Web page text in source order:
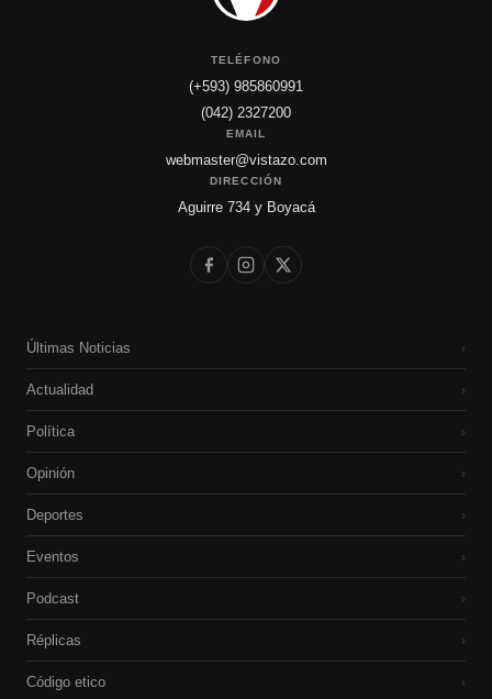
TELÉFONO
(+593) 985860991
(042) 2327200
EMAIL
webmaster@vistazo.com
DIRECCIÓN
Aguirre 734 y Boyacá
Últimas Noticias ›
Actualidad ›
Política ›
Opinión ›
Deportes ›
Eventos ›
Podcast ›
Réplicas ›
Código etico ›